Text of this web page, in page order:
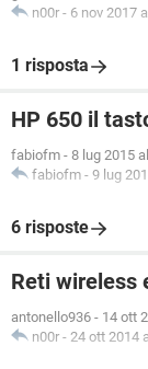
n00r - 6 nov 2017
1 risposta
HP 650 il
fabiofm - 8 lug 2015
fabiofm - 9 lug
6 risposte
Reti wireless
antonello936 - 14 ott
n00r - 24 ott 2014